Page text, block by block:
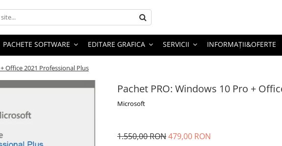
PACHETE SOFTWARE EDITARE GRAFICA SERVICII INFORMAȚII&OFERTE
Office 2021 Professional Plus
Pachet PRO: Windows 10 Pro +
Microsoft
1.550,00 RON479,00 RON